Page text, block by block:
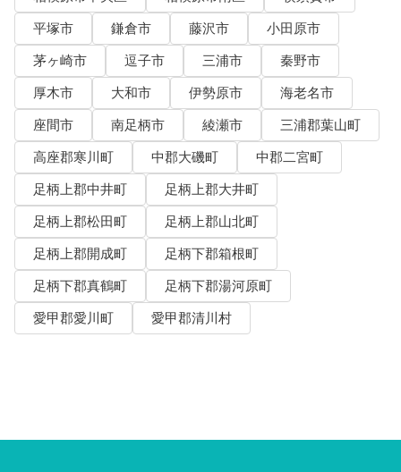
平塚市
鎌倉市 藤沢市
小田原市
茅ヶ崎市
逗子市 三浦市
秦野市
厚木市
大和市 伊勢原市
海老名市
座間市
南足柄市 綾瀬市
三浦郡葉山町
高座郡寒川町
中郡大磯町
中郡二宮町
足柄上郡中井町
足柄上郡大井町
足柄上郡松田町
足柄上郡山北町
足柄上郡開成町
足柄下郡箱根町
足柄下郡真鶴町
足柄下郡湯河原町
愛甲郡愛川町
愛甲郡清川村